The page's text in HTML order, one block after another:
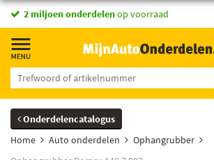
2 miljoen onderdelenop voorraad
Onderdelencatalogus
Home
Auto onderdelen
Ophangrubber